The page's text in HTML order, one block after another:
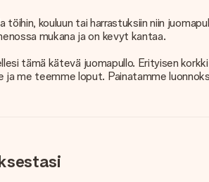
kouluun tai harrastuksiin niin
mukana ja on kevyt kantaa.
tämä kätevä juomapullo. Erityisen
ja me teemme loput. Painatamme